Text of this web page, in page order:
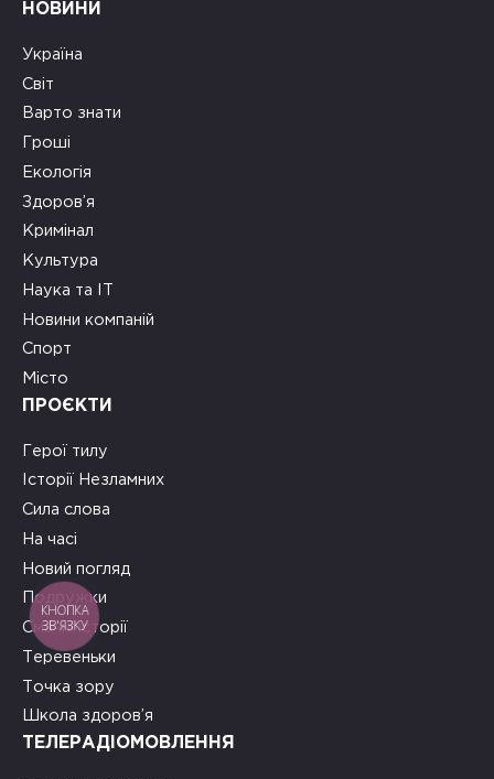
НОВИНИ
Україна
Світ
Варто знати
Гроші
Екологія
Здоров’я
Кримінал
Культура
Наука та ІТ
Новини компаній
Спорт
Місто
ПРОЄКТИ
Герої тилу
Історії Незламних
Сила слова
На часі
Новий погляд
Подружки
Смачні історії
Теревеньки
Точка зору
Школа здоров’я
ТЕЛЕРАДІОМОВЛЕННЯ
КНОПКА
ЗВ'ЯЗКУ